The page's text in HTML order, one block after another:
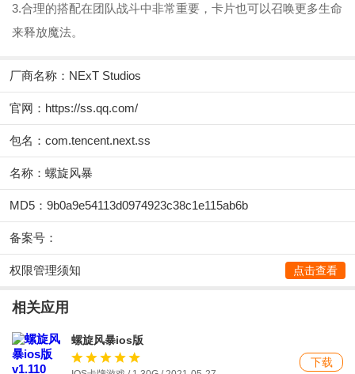
3.合理的搭配在团队战斗中非常重要，卡片也可以召唤更多生命
来释放魔法。
厂商名称： NExT Studios
官网： https://ss.qq.com/
包名：com.tencent.next.ss
名称：螺旋风暴
MD5：9b0a9e54113d0974923c38c1e115ab6b
备案号：
权限管理须知 点击查看
相关应用
螺旋风暴ios版
下载